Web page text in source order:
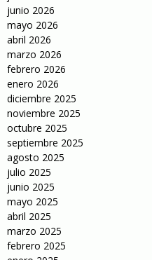
junio 2026
mayo 2026
abril 2026
marzo 2026
febrero 2026
enero 2026
diciembre 2025
noviembre 2025
octubre 2025
septiembre 2025
agosto 2025
julio 2025
junio 2025
mayo 2025
abril 2025
marzo 2025
febrero 2025